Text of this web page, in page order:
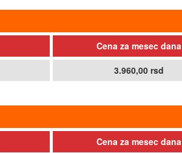
Cena za mesec dana
3.960,00 rsd
Cena za mesec dana